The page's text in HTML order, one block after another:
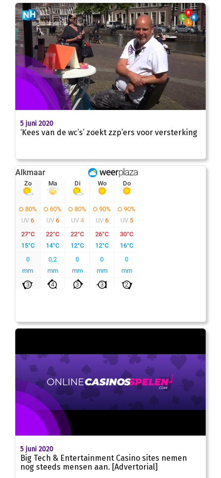
5 juni 2020
‘Kees van de wc’s’ zoekt zzp’ers voor versterking
5 juni 2020
Big Tech & Entertainment Casino sites nemen
nog steeds mensen aan. [Advertorial]